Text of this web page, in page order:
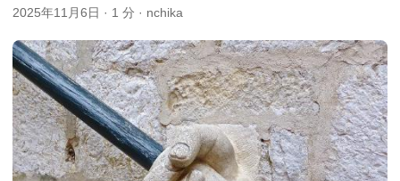
2025年11月6日 · 1 分 · nchika